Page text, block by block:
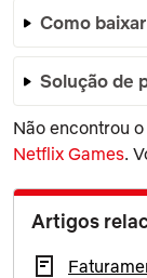
Como baixar
Solução de
Não encontrou
Netflix Games.
Artigos